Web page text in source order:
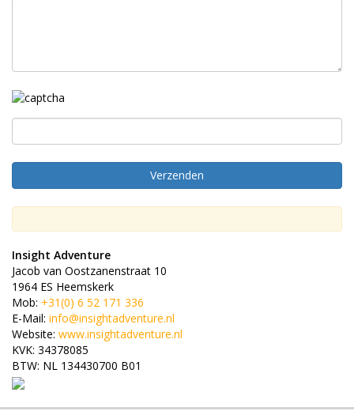
Insight Adventure
Jacob van Oostzanenstraat 10
1964 ES Heemskerk
Mob: +31(0) 6 52 171 336
E-Mail: info@insightadventure.nl
Website: www.insightadventure.nl
KVK: 34378085
BTW: NL 134430700 B01